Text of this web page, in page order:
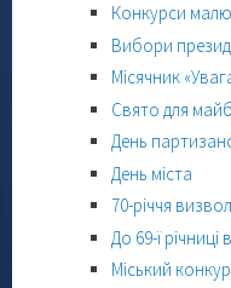
Конкурси
Вибори
Місячник
Свято для
День
День міста
70-річчя
До 69-ї
Міський